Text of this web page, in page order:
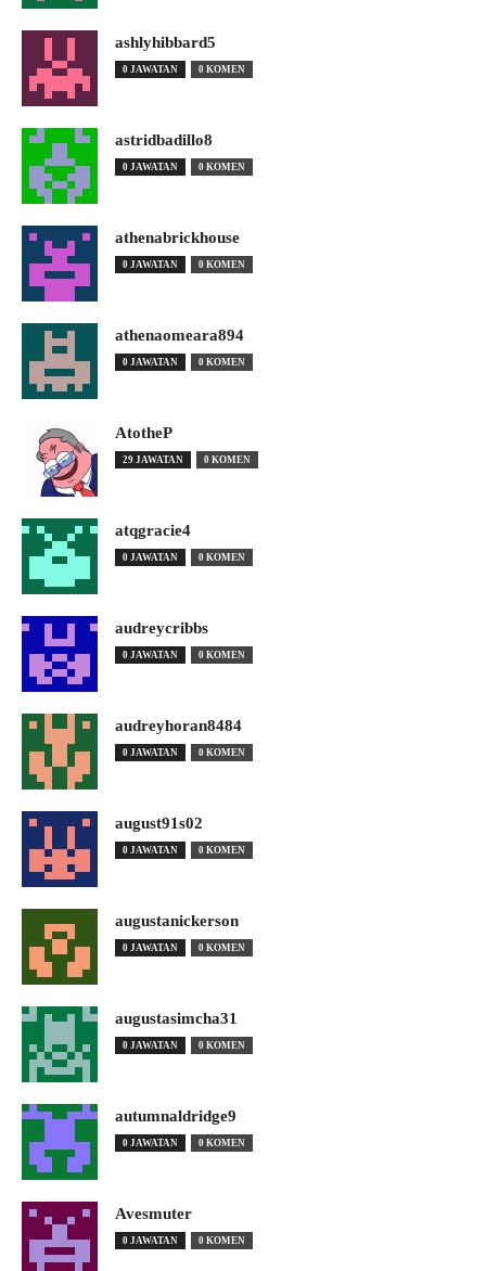
ashlyhibbard5
0 JAWATAN 0 KOMEN
astridbadillo8
0 JAWATAN 0 KOMEN
athenabrickhouse
0 JAWATAN 0 KOMEN
athenaomeara894
0 JAWATAN 0 KOMEN
AtotheP
29 JAWATAN 0 KOMEN
atqgracie4
0 JAWATAN 0 KOMEN
audreycribbs
0 JAWATAN 0 KOMEN
audreyhoran8484
0 JAWATAN 0 KOMEN
august91s02
0 JAWATAN 0 KOMEN
augustanickerson
0 JAWATAN 0 KOMEN
augustasimcha31
0 JAWATAN 0 KOMEN
autumnaldridge9
0 JAWATAN 0 KOMEN
Avesmuter
0 JAWATAN 0 KOMEN